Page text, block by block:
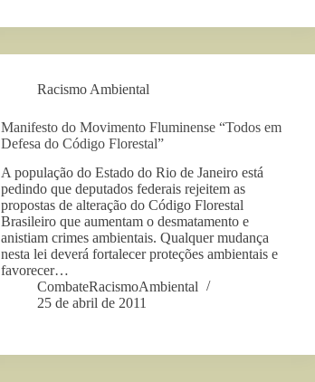
Racismo Ambiental
Manifesto do Movimento Fluminense “Todos em
Defesa do Código Florestal”
A população do Estado do Rio de Janeiro está
pedindo que deputados federais rejeitem as
propostas de alteração do Código Florestal
Brasileiro que aumentam o desmatamento e
anistiam crimes ambientais. Qualquer mudança
nesta lei deverá fortalecer proteções ambientais e
favorecer…
CombateRacismoAmbiental
25 de abril de 2011